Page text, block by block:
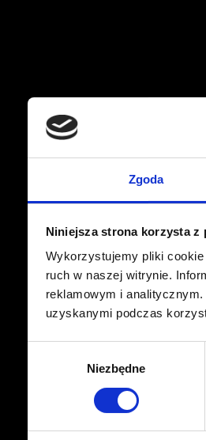
Zgoda
Niniejsza strona korzysta z
Wykorzystujemy pliki
ruch w naszej witrynie.
reklamowym i
uzyskanymi podczas
Niezbędne